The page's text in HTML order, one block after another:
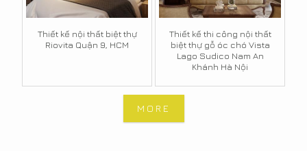
Thiết kế nội thất biệt thự
Riovita Quận 9, HCM
Thiết kế thi công nội thất
biệt thự gỗ óc chó Vista
Lago Sudico Nam An
Khánh Hà Nội
MORE